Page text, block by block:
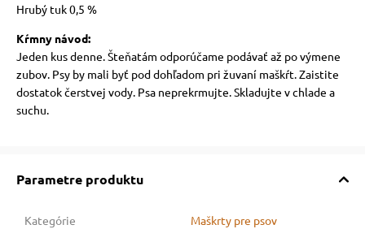
Hrubý tuk 0,5 %
Kŕmny návod:
Jeden kus denne. Šteňatám odporúčame podávať až po výmene
zubov. Psy by mali byť pod dohľadom pri žuvaní maškŕt. Zaistite
dostatok čerstvej vody. Psa neprekrmujte. Skladujte v chlade a
suchu.
Parametre produktu
Kategórie Maškrty pre psov